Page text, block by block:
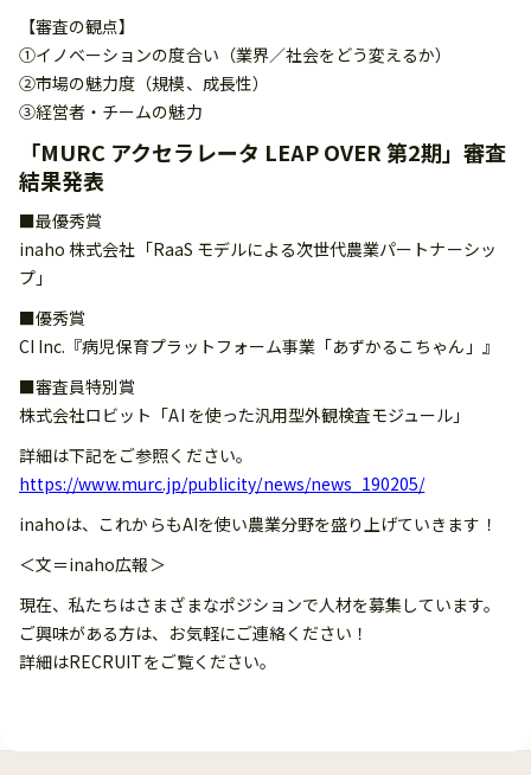
【審査の観点】
①イノベーションの度合い（業界／社会をどう変えるか）
②市場の魅力度（規模、成長性）
③経営者・チームの魅力
「MURC アクセラレータ LEAP OVER 第2期」審査
結果発表
■最優秀賞
inaho 株式会社「RaaS モデルによる次世代農業パートナーシッ
プ」
■優秀賞
CI Inc.『病児保育プラットフォーム事業「あずかるこちゃん」』
■審査員特別賞
株式会社ロビット「AI を使った汎用型外観検査モジュール」
詳細は下記をご参照ください。
https://www.murc.jp/publicity/news/news_190205/
inahoは、これからもAIを使い農業分野を盛り上げていきます！
＜文＝inaho広報＞
現在、私たちはさまざまなポジションで人材を募集しています。
ご興味がある方は、お気軽にご連絡ください！
詳細はRECRUITをご覧ください。